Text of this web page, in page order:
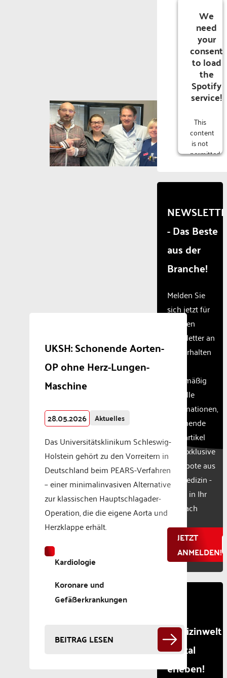
UKSH: Schonende Aorten-
OP ohne Herz-Lungen-
Maschine
28.05.2026 Aktuelles
Das Universitätsklinikum Schleswig-
Holstein gehört zu den Vorreitern in
Deutschland beim PEARS-Verfahren
– einer minimalinvasiven Alternative
zur klassischen Hauptschlagader-
Operation, die die eigene Aorta und
Herzklappe erhält.
Kardiologie
Koronare und
Gefäßerkrankungen
BEITRAG LESEN
We
need
your
consent
to load
the
Spotify
service!
This
content
is not
permitted
due to
that
are
not
disclosed
to the
The
owner
needs
to
setup
the
site
with
CMP
to add
content
to the
list of
used.
Powered
Consent
- Das Beste
aus der
Branche!
Melden Sie
sich jetzt für
unseren
Newsletter an
und erhalten
regelmäßig
aktuelle
Informationen,
spannende
Fachartikel
und exklusive
Angebote aus
der Medizin -
direkt in Ihr
Postfach
JETZT
ANMELDEN!
Medizinwelt
digital
erleben!